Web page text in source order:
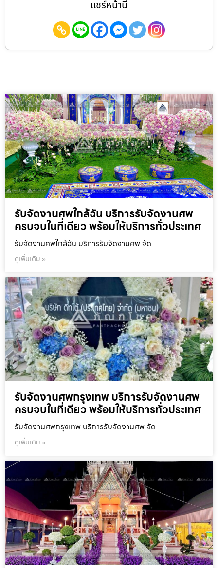
แชร์หน้านี้
รับจัดงานศพใกล้ฉัน บริการรับจัดงานศพ
ครบจบในที่เดียว พร้อมให้บริการทั่วประเทศ
รับจัดงานศพใกล้ฉัน บริการรับจัดงานศพ จัด
ดูเพิ่มเติม »
รับจัดงานศพกรุงเทพ บริการรับจัดงานศพ
ครบจบในที่เดียว พร้อมให้บริการทั่วประเทศ
รับจัดงานศพกรุงเทพ บริการรับจัดงานศพ จัด
ดูเพิ่มเติม »